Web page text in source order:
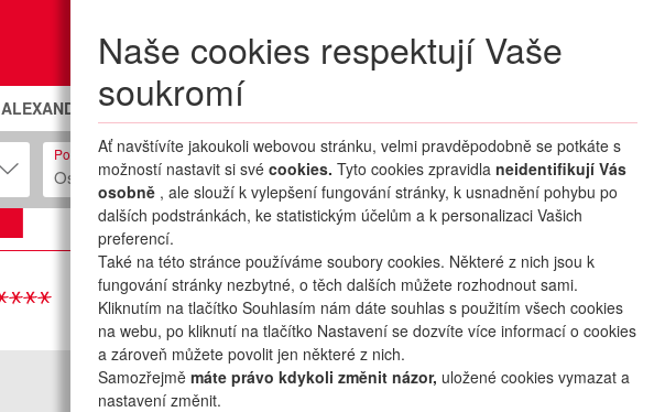
MojePřihlášení
Naše cookies respektují Vaše
soukromí
Ať navštívíte jakoukoli webovou stránku, velmi pravděpodobně se potkáte s
možností nastavit si své cookies. Tyto cookies zpravidla neidentifikují Vás
osobně , ale slouží k vylepšení fungování stránky, k usnadnění pohybu po
dalších podstránkách, ke statistickým účelům a k personalizaci Vašich
preferencí.
Také na této stránce používáme soubory cookies. Některé z nich jsou k
fungování stránky nezbytné, o těch dalších můžete rozhodnout sami.
Kliknutím na tlačítko Souhlasím nám dáte souhlas s použitím všech cookies
na webu, po kliknutí na tlačítko Nastavení se dozvíte více informací o cookies
a zároveň můžete povolit jen některé z nich.
Samozřejmě máte právo kdykoli změnit názor, uložené cookies vymazat a
nastavení změnit.
ALEXANDRIA PREMIUM CLUB
Počet osob
Osob: 2 + 0 HLEDAT ZÁJEZDY
mapa oblíbené sdílet